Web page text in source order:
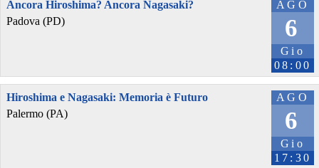
AGO
6
Gio
08:00
Ancora Hiroshima? Ancora Nagasaki?
Padova (PD)
AGO
6
Gio
17:30
Hiroshima e Nagasaki: Memoria è Futuro
Palermo (PA)